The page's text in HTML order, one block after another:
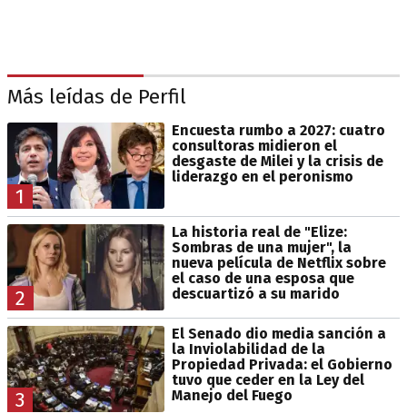
Más leídas de Perfil
1
Encuesta rumbo a 2027: cuatro
consultoras midieron el
desgaste de Milei y la crisis de
liderazgo en el peronismo
2
La historia real de "Elize:
Sombras de una mujer", la
nueva película de Netflix sobre
el caso de una esposa que
descuartizó a su marido
3
El Senado dio media sanción a
la Inviolabilidad de la
Propiedad Privada: el Gobierno
tuvo que ceder en la Ley del
Manejo del Fuego